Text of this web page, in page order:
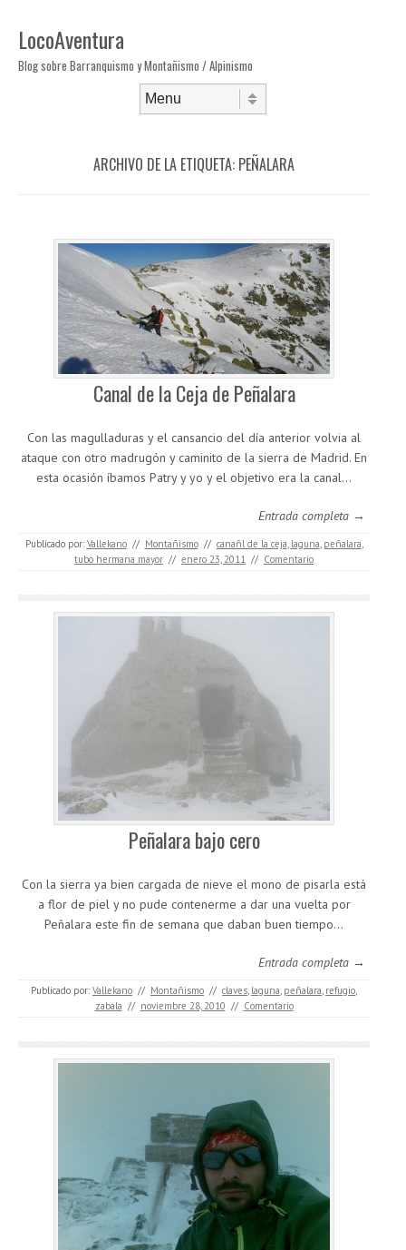
LocoAventura
Blog sobre Barranquismo y Montañismo / Alpinismo
ARCHIVO DE LA ETIQUETA: PEÑALARA
Canal de la Ceja de Peñalara
Con las magulladuras y el cansancio del día anterior volvia al
ataque con otro madrugón y caminito de la sierra de Madrid. En
esta ocasión íbamos Patry y yo y el objetivo era la canal…
Entrada completa →
Publicado por: Vallekano // Montañismo // canañl de la ceja, laguna, peñalara,
tubo hermana mayor // enero 23, 2011 // Comentario
Peñalara bajo cero
Con la sierra ya bien cargada de nieve el mono de pisarla está
a flor de piel y no pude contenerme a dar una vuelta por
Peñalara este fin de semana que daban buen tiempo…
Entrada completa →
Publicado por: Vallekano // Montañismo // claves, laguna, peñalara, refugio,
zabala // noviembre 28, 2010 // Comentario